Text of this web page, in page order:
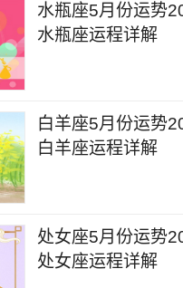
道。这些机会可能来
力和投资，也可能是
他们在处理财务方面
月天秤座可能会在与
一些经济利益。他们
水瓶座5月份运势
水瓶座运程详解
白羊座5月份运势
白羊座运程详解
处女座5月份运势
处女座运程详解